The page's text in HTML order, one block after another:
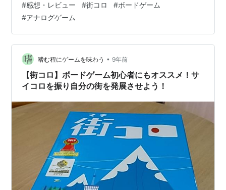
則ルール・追加ルールなどの意味合いで、それが日本国
外（海外）の一般プレイヤーが考案したルールとなるの
で、私はこれを「海外バリアントルール」と呼んでいま
す。 街コロが日本国外にも販売後、ルールブックに載っ
ている公式ルールと拡張ルールではゲームバランスがあ
まり良くない、と考えた一般の人が「こう…
#感想・レビュー #街コロ #ボードゲーム
#アナログゲーム
嗜む程にゲームを味わう • 9年前
【街コロ】ボードゲーム初心者にもオススメ！サ
イコロを振り自分の街を発展させよう！